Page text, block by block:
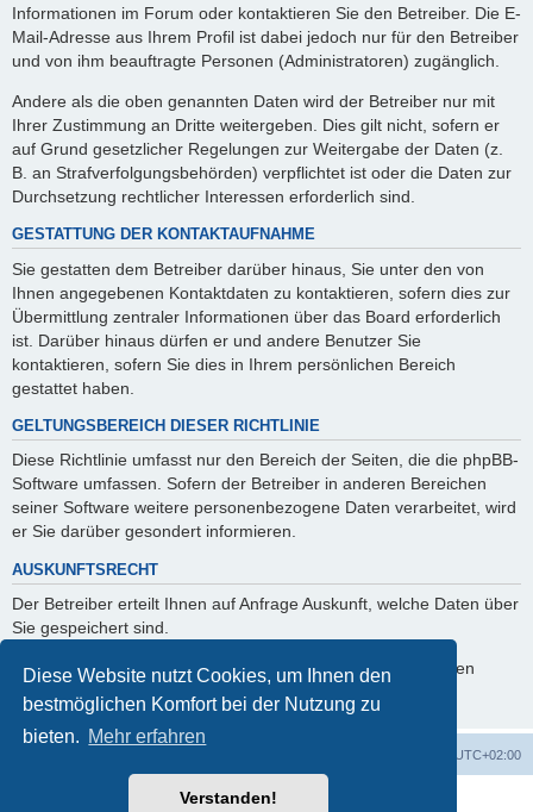
Diese Website nutzt Cookies, um Ihnen den
bestmöglichen Komfort bei der Nutzung zu
bieten. Mehr erfahren
Verstanden!
Informationen im Forum oder kontaktieren Sie den Betreiber. Die E-
Mail-Adresse aus Ihrem Profil ist dabei jedoch nur für den Betreiber
und von ihm beauftragte Personen (Administratoren) zugänglich.
Andere als die oben genannten Daten wird der Betreiber nur mit
Ihrer Zustimmung an Dritte weitergeben. Dies gilt nicht, sofern er
auf Grund gesetzlicher Regelungen zur Weitergabe der Daten (z.
B. an Strafverfolgungsbehörden) verpflichtet ist oder die Daten zur
Durchsetzung rechtlicher Interessen erforderlich sind.
GESTATTUNG DER KONTAKTAUFNAHME
Sie gestatten dem Betreiber darüber hinaus, Sie unter den von
Ihnen angegebenen Kontaktdaten zu kontaktieren, sofern dies zur
Übermittlung zentraler Informationen über das Board erforderlich
ist. Darüber hinaus dürfen er und andere Benutzer Sie
kontaktieren, sofern Sie dies in Ihrem persönlichen Bereich
gestattet haben.
GELTUNGSBEREICH DIESER RICHTLINIE
Diese Richtlinie umfasst nur den Bereich der Seiten, die die phpBB-
Software umfassen. Sofern der Betreiber in anderen Bereichen
seiner Software weitere personenbezogene Daten verarbeitet, wird
er Sie darüber gesondert informieren.
AUSKUNFTSRECHT
Der Betreiber erteilt Ihnen auf Anfrage Auskunft, welche Daten über
Sie gespeichert sind.
Sie können jederzeit die Löschung bzw. Sperrung Ihrer Daten
verlangen. Kontaktieren Sie hierzu bitte den Betreiber.
UTC+02:00
Powered byphpBB® Forum Software © phpBB Limited